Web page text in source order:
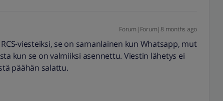
Forum|Forum|8 months ago
viesteiksi, se on samanlainen kun Whatsapp, mut
kun se on valmiiksi asennettu. Viestin lähetys ei
päähän salattu.